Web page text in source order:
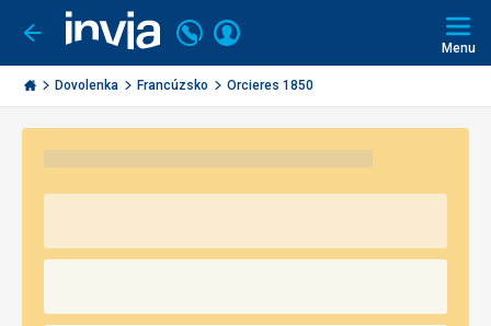
Ísť
späť
Invia.sk
Volajte
+421
2
3221
Prihlásiť
Menu
Dovolenka Francúzsko Orcieres 1850